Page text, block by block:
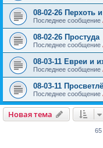
08-02-26 Перхоть
Последнее сообщение
08-02-26 Простуда
Последнее сообщение
08-03-11 Евреи и
Последнее сообщение
08-03-11
Последнее сообщение
Новая тема
65